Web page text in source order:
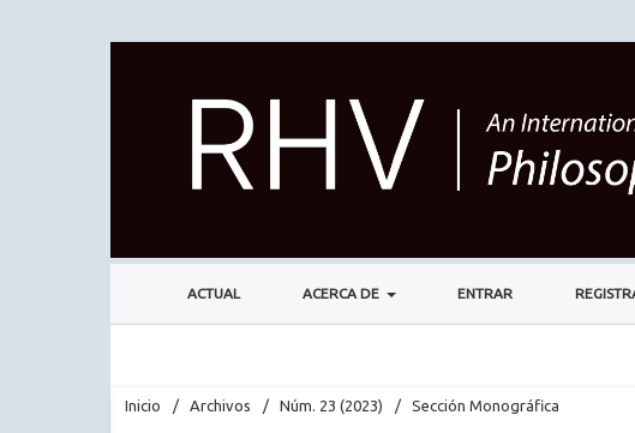
ACTUAL ACERCA DE ENTRAR
Inicio / Archivos / Núm. 23 (2023) / Sección Monográfica